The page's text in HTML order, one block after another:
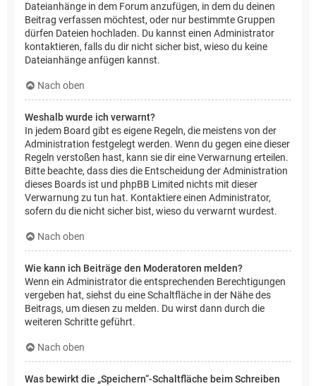
Dateianhänge in dem Forum anzufügen, in dem du deinen
Beitrag verfassen möchtest, oder nur bestimmte Gruppen
dürfen Dateien hochladen. Du kannst einen Administrator
kontaktieren, falls du dir nicht sicher bist, wieso du keine
Dateianhänge anfügen kannst.
Nach oben
Weshalb wurde ich verwarnt?
In jedem Board gibt es eigene Regeln, die meistens von der
Administration festgelegt werden. Wenn du gegen eine dieser
Regeln verstoßen hast, kann sie dir eine Verwarnung erteilen.
Bitte beachte, dass dies die Entscheidung der Administration
dieses Boards ist und phpBB Limited nichts mit dieser
Verwarnung zu tun hat. Kontaktiere einen Administrator,
sofern du die nicht sicher bist, wieso du verwarnt wurdest.
Nach oben
Wie kann ich Beiträge den Moderatoren melden?
Wenn ein Administrator die entsprechenden Berechtigungen
vergeben hat, siehst du eine Schaltfläche in der Nähe des
Beitrags, um diesen zu melden. Du wirst dann durch die
weiteren Schritte geführt.
Nach oben
Was bewirkt die „Speichern“-Schaltfläche beim Schreiben